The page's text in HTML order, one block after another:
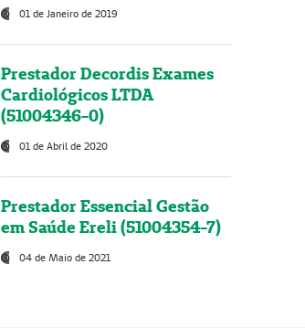
01 de Janeiro de 2019
Prestador Decordis Exames
Cardiológicos LTDA
(51004346-0)
01 de Abril de 2020
Prestador Essencial Gestão
em Saúde Ereli (51004354-7)
04 de Maio de 2021